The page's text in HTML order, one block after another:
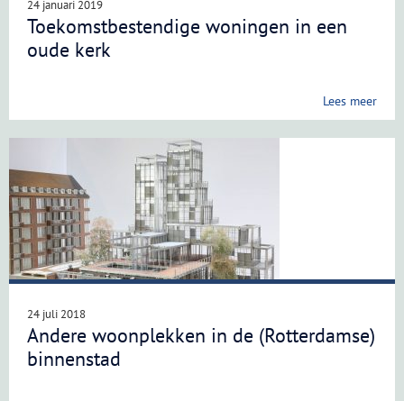
24 januari 2019
Toekomstbestendige woningen in een
oude kerk
Lees meer
24 juli 2018
Andere woonplekken in de (Rotterdamse)
binnenstad